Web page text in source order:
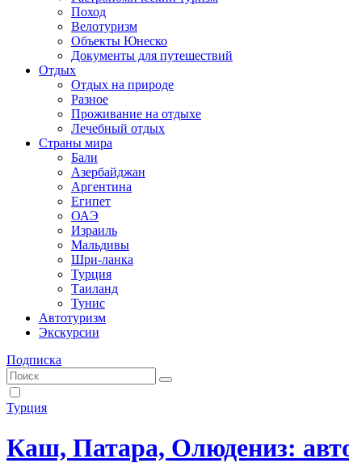
Поход
Велотуризм
Объекты Юнеско
Документы для путешествий
Отдых
Отдых на природе
Разное
Проживание на отдыхе
Лечебный отдых
Страны мира
Бали
Азербайджан
Аргентина
Египет
ОАЭ
Израиль
Мальдивы
Шри-ланка
Турция
Таиланд
Тунис
Автотуризм
Экскурсии
Подписка
Турция
Каш, Патара, Олюдениз: